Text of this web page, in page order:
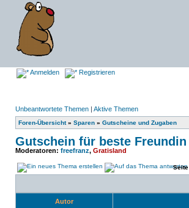
Anmelden Registrieren
Unbeantwortete Themen | Aktive Themen
Foren-Übersicht» Sparen » Gutscheine und Zugaben
Gutschein für beste Freundin
Moderatoren: freefranz, Gratisland
Seite
Autor